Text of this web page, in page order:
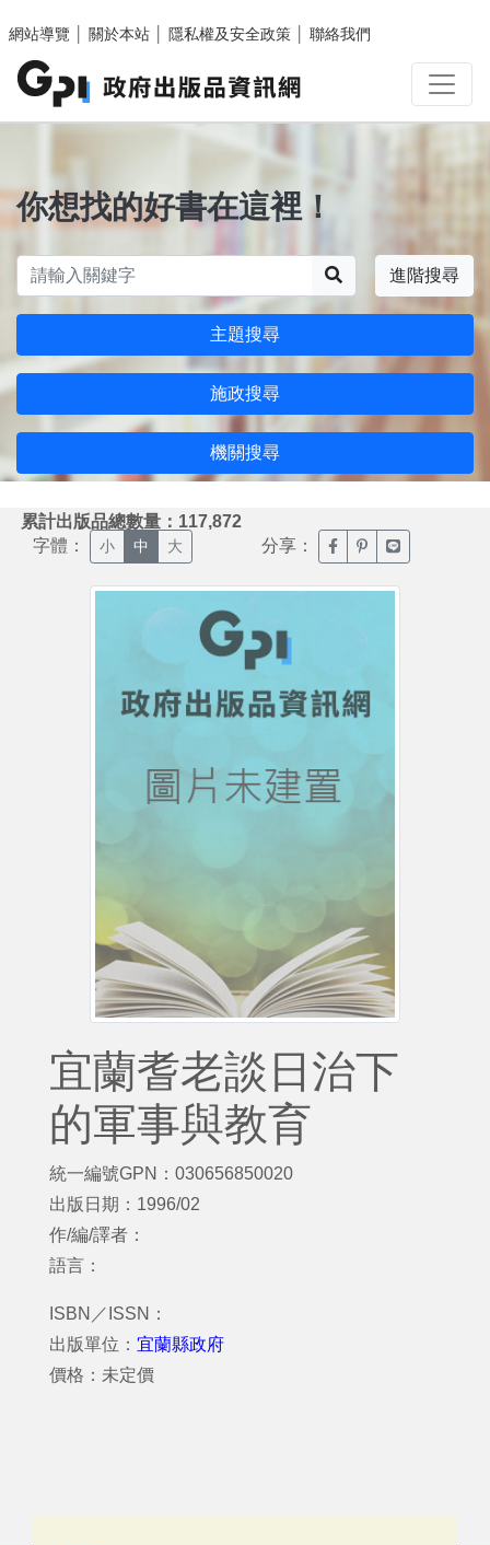
網站導覽
關於本站 隱私權及安全政策 聯絡我們
你想找的好書在這裡！
進階搜尋
主題搜尋
施政搜尋
機關搜尋
累計出版品總數量：117,872
字體： 小 中 大 分享： 臉書分享(另開新視窗)
噗浪分享(另開新
Line分享(另
宜蘭耆老談日治下
的軍事與教育
統一編號GPN：030656850020
出版日期：1996/02
作/編/譯者：
語言：
ISBN／ISSN：
出版單位： 宜蘭縣政府
價格：未定價